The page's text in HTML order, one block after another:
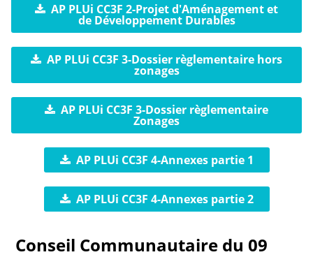
AP PLUi CC3F 2-Projet d'Aménagement et
de Développement Durables
AP PLUi CC3F 3-Dossier règlementaire hors
zonages
AP PLUi CC3F 3-Dossier règlementaire
Zonages
AP PLUi CC3F 4-Annexes partie 1
AP PLUi CC3F 4-Annexes partie 2
Conseil Communautaire du 09